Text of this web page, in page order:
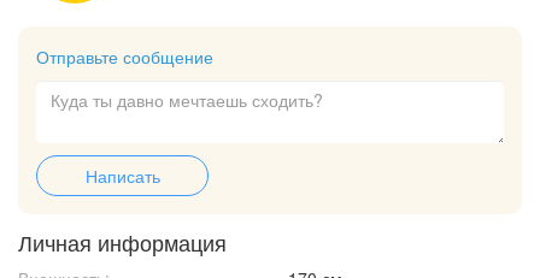
Отправьте сообщение
Написать
Личная информация